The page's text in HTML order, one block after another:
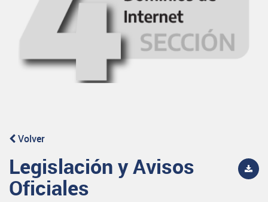
Volver
Legislación y Avisos
Oficiales